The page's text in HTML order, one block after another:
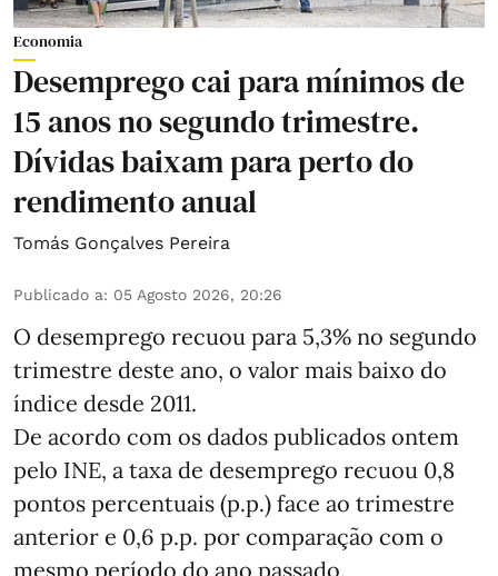
Economia
Desemprego cai para mínimos de
15 anos no segundo trimestre.
Dívidas baixam para perto do
rendimento anual
Tomás Gonçalves Pereira
Publicado a: 05 Agosto 2026, 20:26
O desemprego recuou para 5,3% no segundo
trimestre deste ano, o valor mais baixo do
índice desde 2011.
De acordo com os dados publicados ontem
pelo INE, a taxa de desemprego recuou 0,8
pontos percentuais (p.p.) face ao trimestre
anterior e 0,6 p.p. por comparação com o
mesmo período do ano passado.